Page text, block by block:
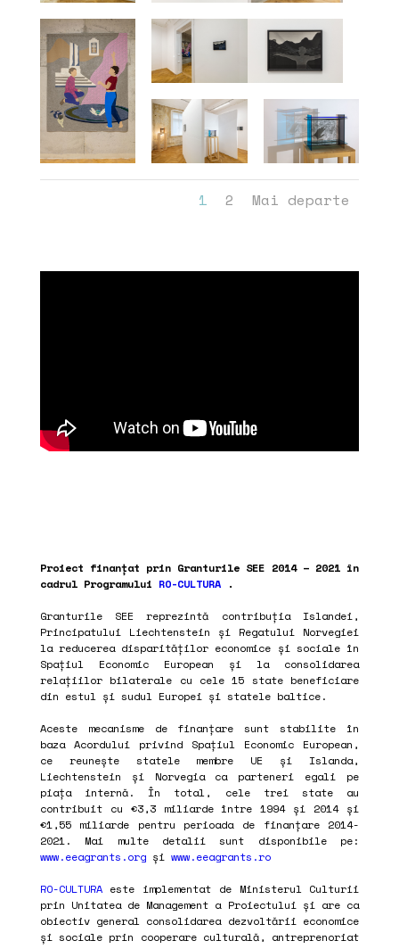
1 2 Mai departe
Proiect finanțat prin Granturile SEE 2014 – 2021 în
cadrul Programului RO-CULTURA.
Granturile SEE reprezintă contribuția Islandei,
Principatului Liechtenstein și Regatului Norvegiei
la reducerea disparităților economice și sociale în
Spațiul Economic European și la consolidarea
relațiilor bilaterale cu cele 15 state beneficiare
din estul și sudul Europei și statele baltice.
Aceste mecanisme de finanțare sunt stabilite în
baza Acordului privind Spațiul Economic European,
ce reunește statele membre UE și Islanda,
Liechtenstein și Norvegia ca parteneri egali pe
piața internă. În total, cele trei state au
contribuit cu €3,3 miliarde între 1994 și 2014 și
€1,55 miliarde pentru perioada de finanțare 2014-
2021. Mai multe detalii sunt disponibile pe:
www.eeagrants.orgși www.eeagrants.ro
RO-CULTURAeste implementat de Ministerul Culturii
prin Unitatea de Management a Proiectului și are ca
obiectiv general consolidarea dezvoltării economice
și sociale prin cooperare culturală, antreprenoriat